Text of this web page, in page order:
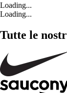
Loading...
Loading...
Tutte le